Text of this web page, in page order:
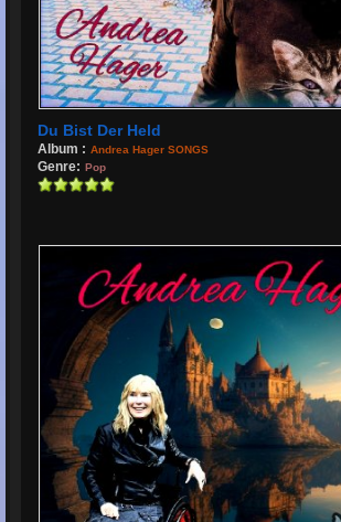
Du Bist Der Held
Album : Andrea Hager SONGS
Genre: Pop